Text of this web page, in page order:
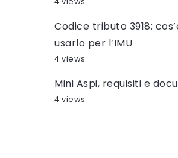
Codice tributo 3918:
usarlo per l’IMU
4 views
Mini Aspi, requisiti e
4 views